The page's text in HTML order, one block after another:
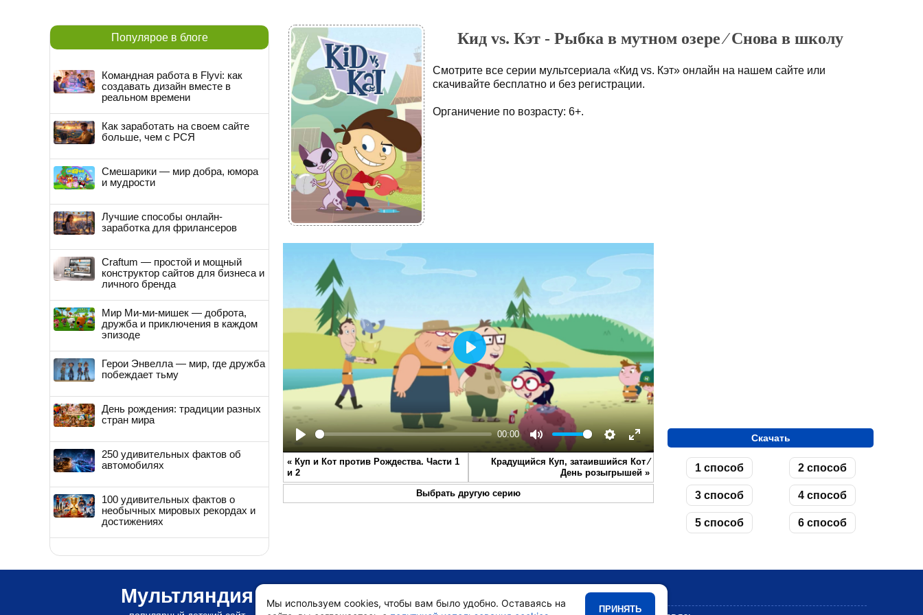
Кид vs. Кэт - Рыбка в мутном озере ⁄ Снова в школу
Смотрите все серии мультсериала «Кид vs. Кэт» онлайн на нашем сайте или
скачивайте бесплатно и без регистрации.
Органичение по возрасту: 6+.
Play
00:00
Mute Settings
Enter
fullscreen
Play
« Куп и Кот против Рождества. Части 1
и 2
Крадущийся Куп, затаившийся Кот ⁄
День розыгрышей »
Выбрать другую серию
Скачать
1 способ 2 способ
3 способ 4 способ
5 способ 6 способ
Популярое в блоге
Командная работа в Flyvi: как
создавать дизайн вместе в
реальном времени
Как заработать на своем сайте
больше, чем с РСЯ
Смешарики — мир добра, юмора
и мудрости
Лучшие способы онлайн-
заработка для фрилансеров
Craftum — простой и мощный
конструктор сайтов для бизнеса и
личного бренда
Мир Ми-ми-мишек — доброта,
дружба и приключения в каждом
эпизоде
Герои Энвелла — мир, где дружба
побеждает тьму
День рождения: традиции разных
стран мира
250 удивительных фактов об
автомобилях
100 удивительных фактов о
необычных мировых рекордах и
достижениях
Мультляндия •Мультики
Мы используем cookies, чтобы вам было удобно. Оставаясь на
ПРИНЯТЬ